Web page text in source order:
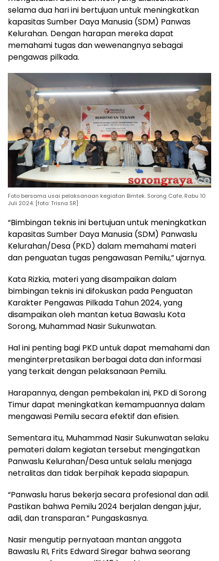
selama dua hari ini bertujuan untuk meningkatkan
kapasitas Sumber Daya Manusia (SDM) Panwas
Kelurahan. Dengan harapan mereka dapat
memahami tugas dan wewenangnya sebagai
pengawas pilkada.
Foto bersama usai pelaksanaan kegiatan Bimtek. Sorong Cafe. Rabu 10
Juli 2024. [foto: Trisna SR]
“Bimbingan teknis ini bertujuan untuk meningkatkan
kapasitas Sumber Daya Manusia (SDM) Panwaslu
Kelurahan/Desa (PKD) dalam memahami materi
dan penguatan tugas pengawasan Pemilu,” ujarnya.
Kata Rizkia, materi yang disampaikan dalam
bimbingan teknis ini difokuskan pada Penguatan
Karakter Pengawas Pilkada Tahun 2024, yang
disampaikan oleh mantan ketua Bawaslu Kota
Sorong, Muhammad Nasir Sukunwatan.
Hal ini penting bagi PKD untuk dapat memahami dan
menginterpretasikan berbagai data dan informasi
yang terkait dengan pelaksanaan Pemilu.
Harapannya, dengan pembekalan ini, PKD di Sorong
Timur dapat meningkatkan kemampuannya dalam
mengawasi Pemilu secara efektif dan efisien.
Sementara itu, Muhammad Nasir Sukunwatan selaku
pemateri dalam kegiatan tersebut mengingatkan
Panwaslu Kelurahan/Desa untuk selalu menjaga
netralitas dan tidak berpihak kepada siapapun.
“Panwaslu harus bekerja secara profesional dan adil.
Pastikan bahwa Pemilu 2024 berjalan dengan jujur,
adil, dan transparan.” Pungaskasnya.
Nasir mengutip pernyataan mantan anggota
Bawaslu RI, Frits Edward Siregar bahwa seorang